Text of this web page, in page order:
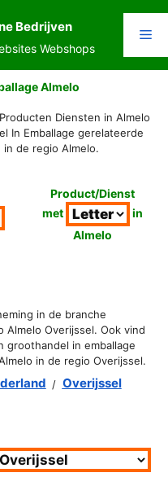
Bedrijven
Webshops
Almelo
Diensten in Almelo
In Emballage gerelateerde
de regio Almelo.
Product/Dienst
met
in
Almelo
in de branche
Almelo Overijssel. Ook vind
groothandel in emballage
in de regio Overijssel.
/ Overijssel